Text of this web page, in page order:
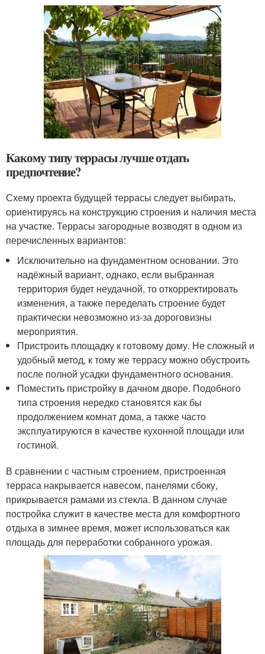
Какому типу террасы лучше отдать
предпочтение?
Схему проекта будущей террасы следует выбирать,
ориентируясь на конструкцию строения и наличия места
на участке. Террасы загородные возводят в одном из
перечисленных вариантов:
Исключительно на фундаментном основании. Это
надёжный вариант, однако, если выбранная
территория будет неудачной, то откорректировать
изменения, а также переделать строение будет
практически невозможно из-за дороговизны
мероприятия.
Пристроить площадку к готовому дому. Не сложный и
удобный метод, к тому же террасу можно обустроить
после полной усадки фундаментного основания.
Поместить пристройку в дачном дворе. Подобного
типа строения нередко становятся как бы
продолжением комнат дома, а также часто
эксплуатируются в качестве кухонной площади или
гостиной.
В сравнении с частным строением, пристроенная
терраса накрывается навесом, панелями сбоку,
прикрывается рамами из стекла. В данном случае
постройка служит в качестве места для комфортного
отдыха в зимнее время, может использоваться как
площадь для переработки собранного урожая.